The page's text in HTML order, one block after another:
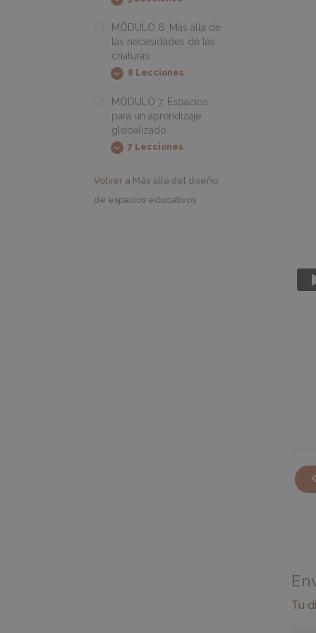
Tu
Expandir
MÓDULO
Momentos
e
indicadores
de
desarrollo
MÓDULO 6. Más allá de
las necesidades de las
criaturas
Expandir
MÓDULO
Más
de
las
necesidades
de
8 Lecciones
MÓDULO 7. Espacios
para un aprendizaje
globalizado
Expandir
MÓDULO
para
aprendizaje
7 Lecciones
Volver a Más allá del diseño
de espacios educativos